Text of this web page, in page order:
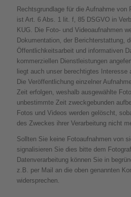
Rechtsgrundlage für die Aufnahme von
ist Art. 6 Abs. 1 lit. f, 85 DSGVO in
KUG. Die Foto- und Videoaufnahmen
Dokumentation, der Berichterstattung,
Öffentlichkeitsarbeit und informativen
kommerziellen Dienstleistungen
liegt auch unser berechtigtes Interesse
Die Veröffentlichung einzelner
Zeit erfolgen, weshalb ausgewählte
unbestimmte Zeit zweckgebunden
Fotos und Videos werden gelöscht,
des Zweckes ihrer Verarbeitung nicht
Sollten Sie keine Fotoaufnahmen von
signalisieren Sie dies bitte dem
Datenverarbeitung können Sie in
z.B. per Mail an die oben genannten
widersprechen.